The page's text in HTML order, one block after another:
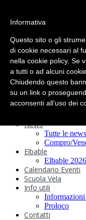
Regolamenti
Storia
Ormeggi
Sede e Servizi
Attività
Safeguarding
News
Tutte le news
Compro/
Elbable
Elbable 2026
Calendario Eventi
Scuola Vela
Info utili
Proloco
Contatti
Informativa
Questo sito o gli
di cookie necessari al
nella cookie policy. Se
a tutti o ad alcuni
Chiudendo questo
su un link o
acconsenti all’uso dei